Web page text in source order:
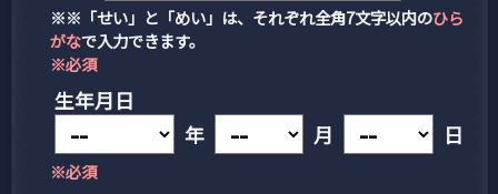
※※「せい」と「めい」は、それぞれ全角7文字以内のひら
がなで入力できます。
※必須
生年月日
年
月 日
※必須